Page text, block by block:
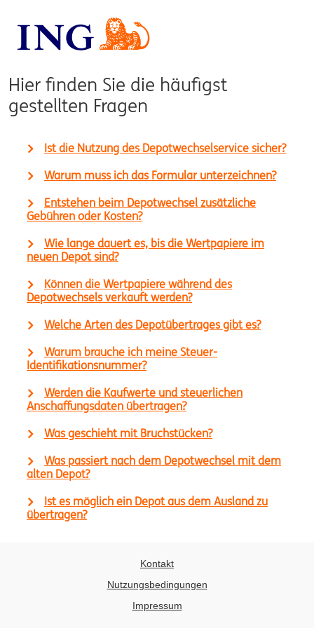
Hier finden Sie die häufigst
gestellten Fragen
Ist die Nutzung des Depotwechselservice sicher?
Warum muss ich das Formular unterzeichnen?
Entstehen beim Depotwechsel zusätzliche
Gebühren oder Kosten?
Wie lange dauert es, bis die Wertpapiere im
neuen Depot sind?
Können die Wertpapiere während des
Depotwechsels verkauft werden?
Welche Arten des Depotübertrages gibt es?
Warum brauche ich meine Steuer-
Identifikationsnummer?
Werden die Kaufwerte und steuerlichen
Anschaffungsdaten übertragen?
Was geschieht mit Bruchstücken?
Was passiert nach dem Depotwechsel mit dem
alten Depot?
Ist es möglich ein Depot aus dem Ausland zu
übertragen?
Kontakt
Nutzungsbedingungen
Impressum